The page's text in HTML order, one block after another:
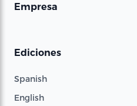
Empresa
Ediciones
Spanish
English